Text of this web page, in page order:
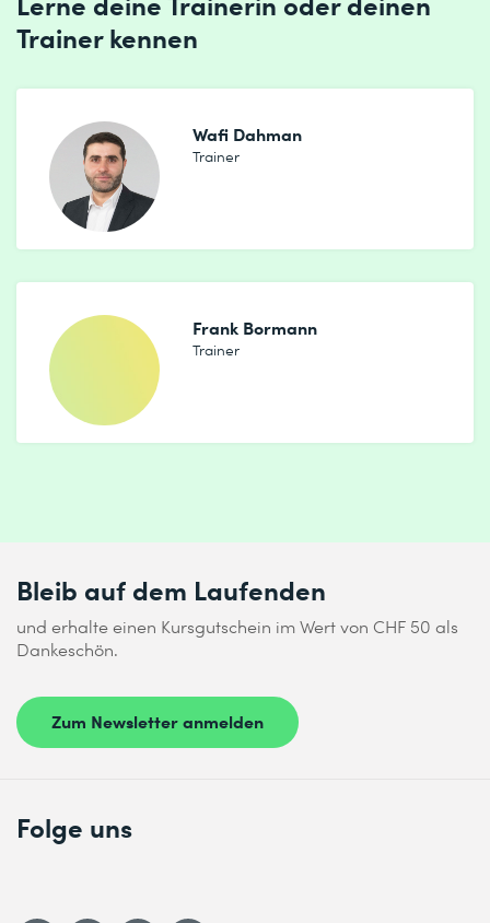
Trainer kennen
Wafi Dahman
Trainer
Frank Bormann
Trainer
Bleib auf dem Laufenden
und erhalte einen Kursgutschein im Wert von CHF 50 als
Dankeschön.
Zum Newsletter anmelden
Folge uns